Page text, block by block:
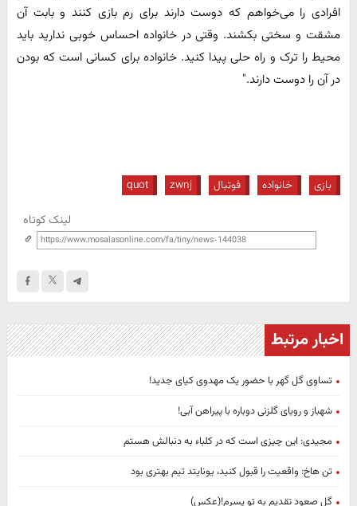
افرادی را می‌خواهم که دوست دارند برای رم بازی کنند و بابت آن
مشقت و سختی بکشند. وقتی در خانواده احساس خوبی ندارید باید
محیط را ترک و راه حلی پیدا کنید. خانواده برای کسانی است که بودن
در آن را دوست دارند."
بازی خانواده فوتبال zwnj
quot
لینک کوتاه
اخبار مرتبط
تساوی گل گهر با حضور یک مهدوی کیای جدید!
شهباز و رویای گلزنی دوباره با پیراهن آبی!
مجیدی: این چیزی است که در کلباء به دنبالش هستم
تن هاخ: واقعیت را قبول کنید، یونایتد تیم بهتری بود
گل صعود تقدیم به تو پسرم!(عکس)